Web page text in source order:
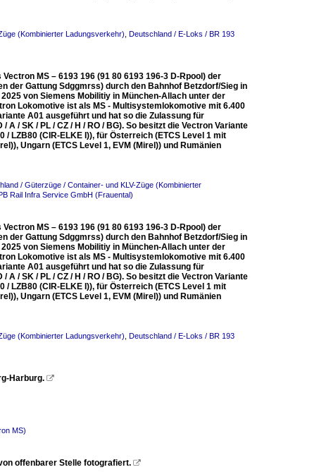
(Kombinierter Ladungsverkehr) Deutschland / E-Loks / BR 193
MS – 6193 196 (91 80 6193 196-3 D-Rpool) der
der Gattung Sdggmrss) durch den Bahnhof Betzdorf/Sieg in
von Siemens Mobilitiy in München-Allach unter der
Lokomotive ist als MS - Multisystemlokomotive mit 6.400
A01 ausgeführt und hat so die Zulassung für
/ SK / PL / CZ / H / RO / BG). So besitzt die Vectron Variante
LZB80 (CIR-ELKE I)), für Österreich (ETCS Level 1 mit
Ungarn (ETCS Level 1, EVM (Mirel)) und Rumänien
/ Güterzüge / Container- und KLV-Züge (Kombinierter
Rail Infra Service GmbH (Frauental)
MS – 6193 196 (91 80 6193 196-3 D-Rpool) der
der Gattung Sdggmrss) durch den Bahnhof Betzdorf/Sieg in
von Siemens Mobilitiy in München-Allach unter der
Lokomotive ist als MS - Multisystemlokomotive mit 6.400
A01 ausgeführt und hat so die Zulassung für
/ SK / PL / CZ / H / RO / BG). So besitzt die Vectron Variante
LZB80 (CIR-ELKE I)), für Österreich (ETCS Level 1 mit
Ungarn (ETCS Level 1, EVM (Mirel)) und Rumänien
(Kombinierter Ladungsverkehr) Deutschland / E-Loks / BR 193
Harburg. 
MS)
offenbarer Stelle fotografiert. 